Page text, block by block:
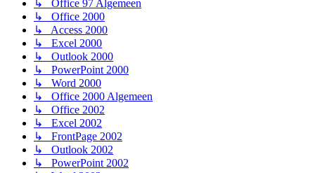
↳ Office 97 Algemeen
↳ Office 2000
↳ Access 2000
↳ Excel 2000
↳ Outlook 2000
↳ PowerPoint 2000
↳ Word 2000
↳ Office 2000 Algemeen
↳ Office 2002
↳ Excel 2002
↳ FrontPage 2002
↳ Outlook 2002
↳ PowerPoint 2002